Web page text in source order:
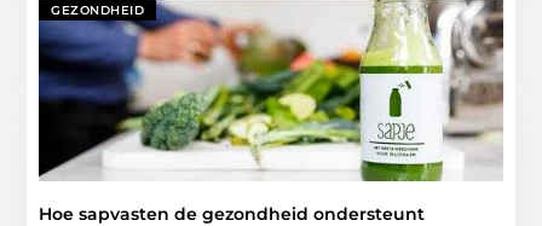
GEZONDHEID
Hoe sapvasten de gezondheid ondersteunt